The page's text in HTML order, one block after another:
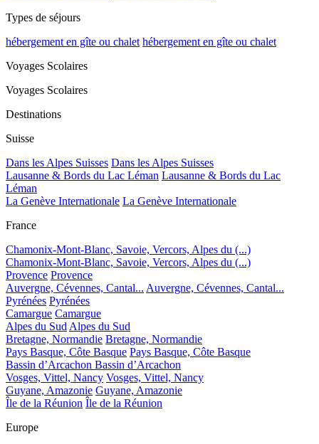
Types de séjours
hébergement en gîte ou chalet hébergement en gîte ou chalet
Voyages Scolaires
Voyages Scolaires
Destinations
Suisse
Dans les Alpes Suisses Dans les Alpes Suisses
Lausanne & Bords du Lac Léman Lausanne & Bords du Lac
Léman
La Genève Internationale La Genève Internationale
France
Chamonix-Mont-Blanc, Savoie, Vercors, Alpes du (...)
Chamonix-Mont-Blanc, Savoie, Vercors, Alpes du (...)
Provence Provence
Auvergne, Cévennes, Cantal... Auvergne, Cévennes, Cantal...
Pyrénées Pyrénées
Camargue Camargue
Alpes du Sud Alpes du Sud
Bretagne, Normandie Bretagne, Normandie
Pays Basque, Côte Basque Pays Basque, Côte Basque
Bassin d’Arcachon Bassin d’Arcachon
Vosges, Vittel, Nancy Vosges, Vittel, Nancy
Guyane, Amazonie Guyane, Amazonie
Île de la Réunion Île de la Réunion
Europe